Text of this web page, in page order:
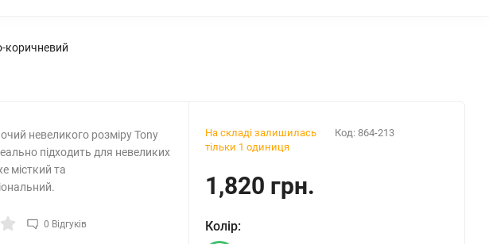
коричневий
невеликого розміру Tony
підходить для невеликих
місткий та
0 Відгуків
На складі залишилась
тільки 1 одиниця
Код: 864-213
1,820 грн.
Колір: